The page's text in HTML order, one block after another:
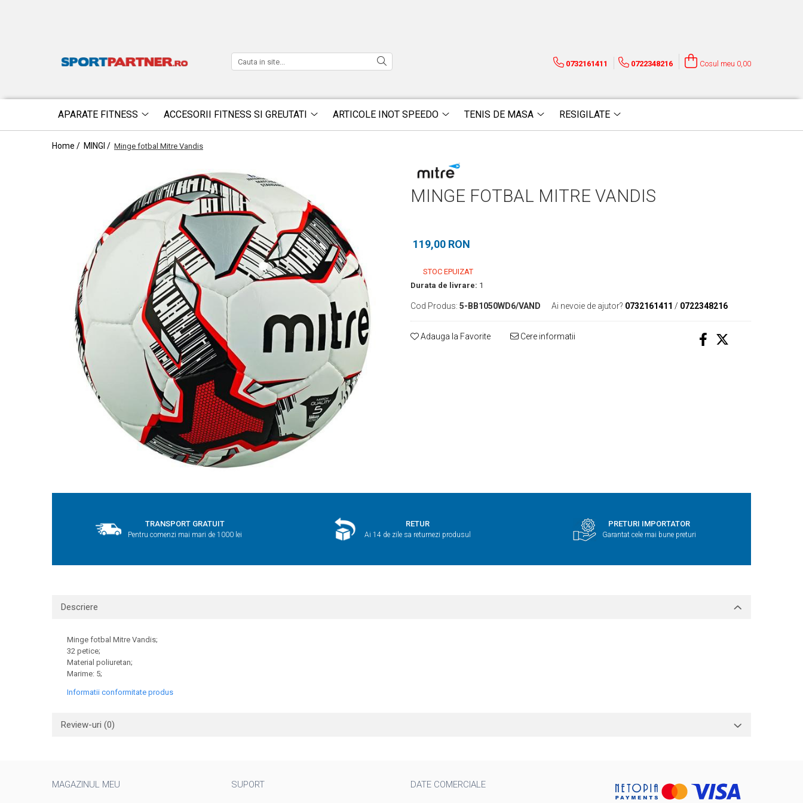
0732161411 0722348216 Cosul meu 0,00
APARATE FITNESS ACCESORII FITNESS SI GREUTATI ARTICOLE INOT SPEEDO TENIS DE MASA RESIGILATE
Home / MINGI / Minge fotbal Mitre Vandis
MINGE FOTBAL MITRE VANDIS
119,00 RON
STOC EPUIZAT
Durata de livrare: 1
Cod Produs: 5-BB1050WD6/VAND Ai nevoie de ajutor? 0732161411 / 0722348216
Adauga la Favorite Cere informatii
TRANSPORT GRATUIT
Pentru comenzi mai mari de 1000 lei
RETUR
Ai 14 de zile sa returnezi produsul
PRETURI IMPORTATOR
Garantat cele mai bune preturi
Descriere
Minge fotbal Mitre Vandis;
32 petice;
Material poliuretan;
Marime: 5;
Informatii conformitate produs
Review-uri (0)
MAGAZINUL MEU SUPORT DATE COMERCIALE